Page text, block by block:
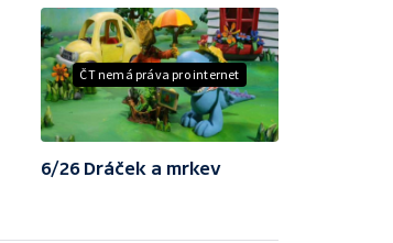
ČT nemá práva pro internet
6/26 Dráček a mrkev